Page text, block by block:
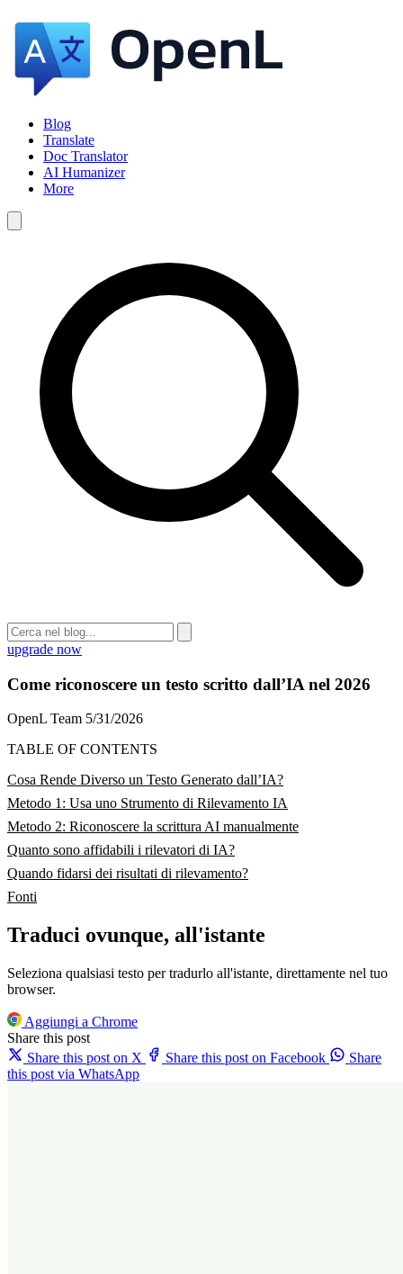
Blog
Translate
Doc Translator
AI Humanizer
More
upgrade now
Come riconoscere un testo scritto dall’IA nel 2026
OpenL Team 5/31/2026
TABLE OF CONTENTS
Cosa Rende Diverso un Testo Generato dall’IA?
Metodo 1: Usa uno Strumento di Rilevamento IA
Metodo 2: Riconoscere la scrittura AI manualmente
Quanto sono affidabili i rilevatori di IA?
Quando fidarsi dei risultati di rilevamento?
Fonti
Traduci ovunque, all'istante
Seleziona qualsiasi testo per tradurlo all'istante, direttamente nel tuo
browser.
Aggiungi a Chrome
Share this post
Share this post on X
Share this post on Facebook
Share
this post via WhatsApp